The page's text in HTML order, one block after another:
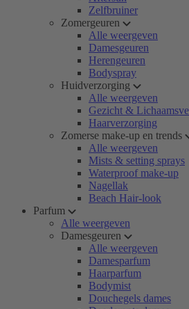
Zelfbruiner
Zomergeuren
Alle weergeven
Damesgeuren
Herengeuren
Bodyspray
Huidverzorging
Alle weergeven
Gezicht &
Haarverzorging
Zomerse make-up en trends
Alle weergeven
Mists & setting sprays
Waterproof make-up
Nagellak
Beach Hair-look
Parfum
Alle weergeven
Damesgeuren
Alle weergeven
Damesparfum
Haarparfum
Bodymist
Douchegels dames